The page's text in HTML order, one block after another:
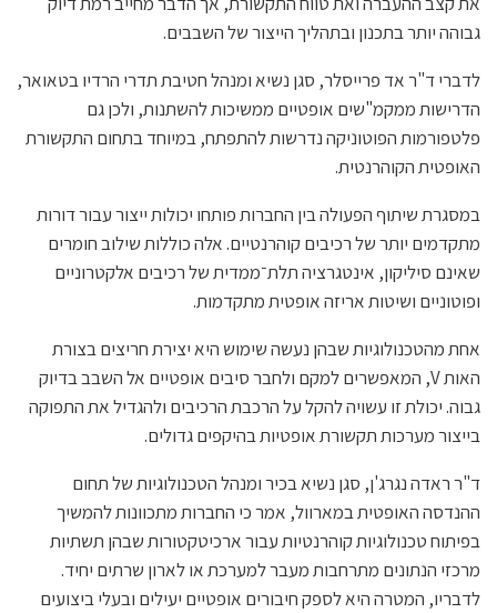
גבוהה יותר בתכנון ובתהליך הייצור של השבבים.
לדברי ד"ר אד פרייסלר, סגן נשיא ומנהל חטיבת תדרי הרדיו בטאואר,
הדרישות ממקמ"שים אופטיים ממשיכות להשתנות, ולכן גם
פלטפורמות הפוטוניקה נדרשות להתפתח, במיוחד בתחום התקשורת
האופטית הקוהרנטית.
במסגרת שיתוף הפעולה בין החברות פותחו יכולות ייצור עבור דורות
מתקדמים יותר של רכיבים קוהרנטיים. אלה כוללות שילוב חומרים
שאינם סיליקון, אינטגרציה תלת־ממדית של רכיבים אלקטרוניים
ופוטוניים ושיטות אריזה אופטית מתקדמות.
אחת מהטכנולוגיות שבהן נעשה שימוש היא יצירת חריצים בצורת
האות V, המאפשרים למקם ולחבר סיבים אופטיים אל השבב בדיוק
גבוה. יכולת זו עשויה להקל על הרכבת הרכיבים ולהגדיל את התפוקה
בייצור מערכות תקשורת אופטיות בהיקפים גדולים.
ד"ר ראדה נגרג'ן, סגן נשיא בכיר ומנהל הטכנולוגיות של תחום
ההנדסה האופטית במארוול, אמר כי החברות מתכוונות להמשיך
בפיתוח טכנולוגיות קוהרנטיות עבור ארכיטקטורות שבהן תשתיות
מרכזי הנתונים מתרחבות מעבר למערכת או לארון שרתים יחיד.
לדבריו, המטרה היא לספק חיבורים אופטיים יעילים ובעלי ביצועים